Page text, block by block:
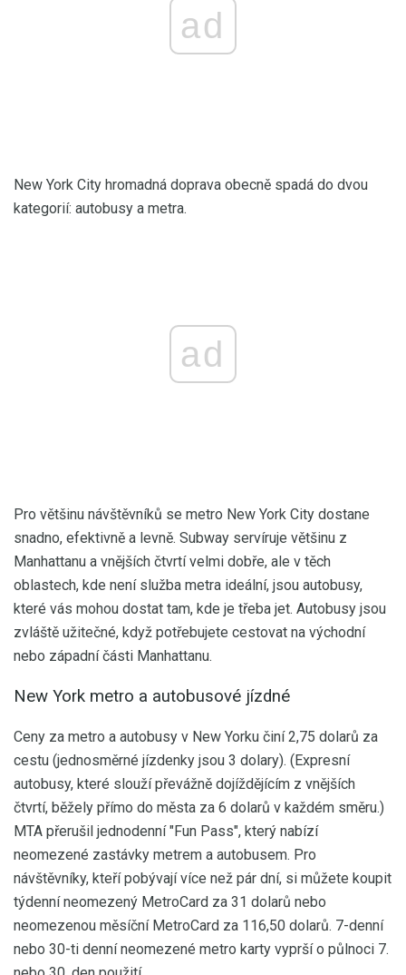
ad
New York City hromadná doprava obecně spadá do dvou
kategorií: autobusy a metra.
ad
Pro většinu návštěvníků se metro New York City dostane
snadno, efektivně a levně. Subway servíruje většinu z
Manhattanu a vnějších čtvrtí velmi dobře, ale v těch
oblastech, kde není služba metra ideální, jsou autobusy,
které vás mohou dostat tam, kde je třeba jet. Autobusy jsou
zvláště užitečné, když potřebujete cestovat na východní
nebo západní části Manhattanu.
New York metro a autobusové jízdné
Ceny za metro a autobusy v New Yorku činí 2,75 dolarů za
cestu (jednosměrné jízdenky jsou 3 dolary). (Expresní
autobusy, které slouží převážně dojíždějícím z vnějších
čtvrtí, běžely přímo do města za 6 dolarů v každém směru.)
MTA přerušil jednodenní "Fun Pass", který nabízí
neomezené zastávky metrem a autobusem. Pro
návštěvníky, kteří pobývají více než pár dní, si můžete koupit
týdenní neomezený MetroCard za 31 dolarů nebo
neomezenou měsíční MetroCard za 116,50 dolarů. 7-denní
nebo 30-ti denní neomezené metro karty vyprší o půlnoci 7.